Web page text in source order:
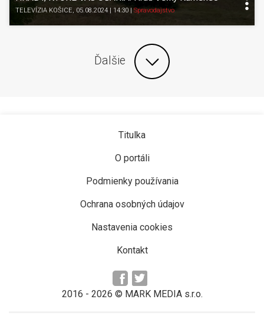
TELEVÍZIA KOŠICE, 05.08.2024 | 14:30 Spravodajstvo
Ďalšie
Titulka
O portáli
Podmienky používania
Ochrana osobných údajov
Nastavenia cookies
Kontakt
2016 - 2026 © MARK MEDIA s.r.o.